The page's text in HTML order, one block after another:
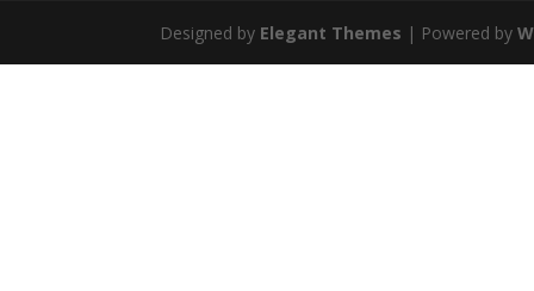
Designed by Elegant Themes | Powered by